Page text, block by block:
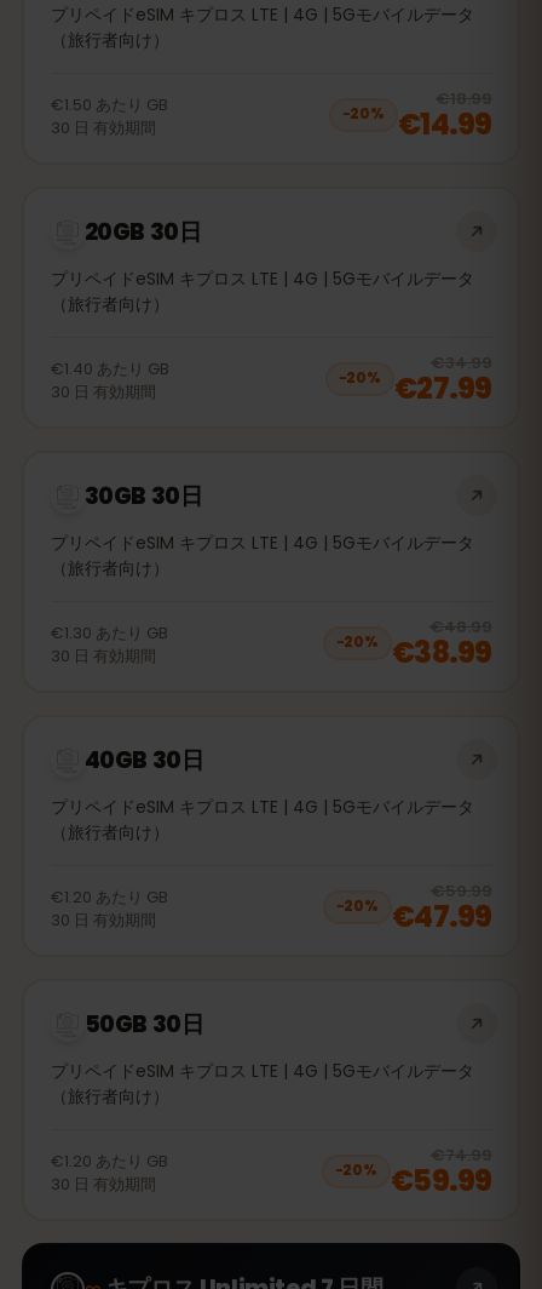
プリペイドeSIM キプロス LTE | 4G | 5Gモバイルデータ
（旅行者向け）
€1.50 あたり GB
30 日 有効期間
−20%
€18.99
€14.99
20GB 30日
プリペイドeSIM キプロス LTE | 4G | 5Gモバイルデータ
（旅行者向け）
€1.40 あたり GB
30 日 有効期間
−20%
€34.99
€27.99
30GB 30日
プリペイドeSIM キプロス LTE | 4G | 5Gモバイルデータ
（旅行者向け）
€1.30 あたり GB
30 日 有効期間
−20%
€48.99
€38.99
40GB 30日
プリペイドeSIM キプロス LTE | 4G | 5Gモバイルデータ
（旅行者向け）
€1.20 あたり GB
30 日 有効期間
−20%
€59.99
€47.99
50GB 30日
プリペイドeSIM キプロス LTE | 4G | 5Gモバイルデータ
（旅行者向け）
€1.20 あたり GB
30 日 有効期間
−20%
€74.99
€59.99